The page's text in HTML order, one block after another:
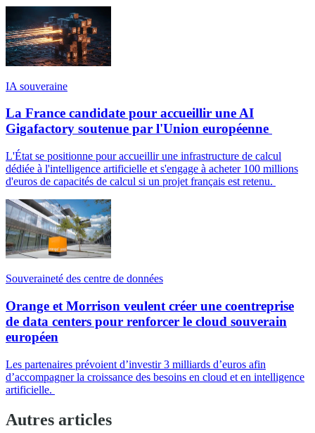
IA souveraine
La France candidate pour accueillir une AI
Gigafactory soutenue par l'Union européenne
L'État se positionne pour accueillir une infrastructure de calcul
dédiée à l'intelligence artificielle et s'engage à acheter 100 millions
d'euros de capacités de calcul si un projet français est retenu.
Souveraineté des centre de données
Orange et Morrison veulent créer une coentreprise
de data centers pour renforcer le cloud souverain
européen
Les partenaires prévoient d’investir 3 milliards d’euros afin
d’accompagner la croissance des besoins en cloud et en intelligence
artificielle.
Autres articles